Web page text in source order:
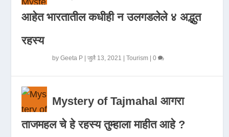
आहेत भारतातील कधीही न उलगडलेले ४ अद्भुत
रहस्य
byGeeta P |जुलै 13, 2021 |Tourism |0
Mystery of Tajmahal आगरा
ताजमहल चे हे रहस्य तुम्हाला माहीत आहे ?